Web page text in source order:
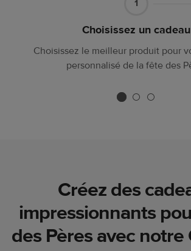
1
1
Choisissez un cadeau
Choisissez le meilleur produit pour
personnalisé de la fête des
Créez des
impressionnants
des Pères avec